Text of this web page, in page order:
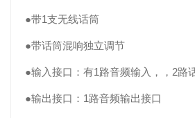
●带1支无线话筒
●带话筒混响独立调节
●输入接口：有1路音频输入，，2路
●输出接口：1路音频输出接口